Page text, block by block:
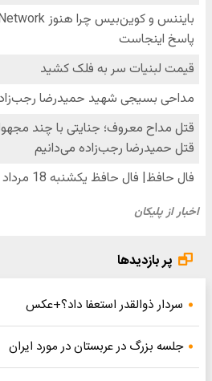
پر بازدیدها
سردار ذوالقدر استعفا داد؟+عکس
جلسه بزرگ در عربستان در مورد ایران